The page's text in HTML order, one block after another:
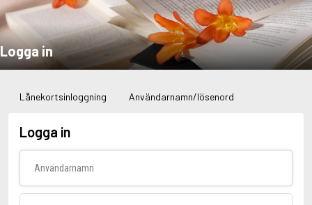
Logga in
Lånekortsinloggning Användarnamn/lösenord
Logga in